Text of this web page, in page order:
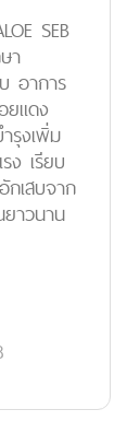
SEB
า
อาการ
แดง
รุงเพิ่ม
ง เรียบ
เสบจาก
าวนาน